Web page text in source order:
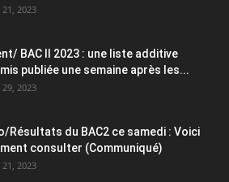
2023
BAC II 2023 : une liste additive
publiée une semaine après les...
2023
Résultats du BAC2 ce samedi : Voici
consulter (Communiqué)
2023